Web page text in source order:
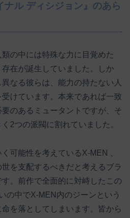
ナル ディシジョン』のあら
の中には特殊な力に目覚めた
存在が誕生していました。しか
異なる彼らは、能力の持たない人
けています。本来であれば一致
のあるミュータントですが、そ
2つの派閥に割れていました。
可能性を考えているX-MEN 、
を支配するべきだと考えるブラ
。前作で全面的に対峙したこの
の中でX-MEN内のジーンという
を落としてしまいます。皆から